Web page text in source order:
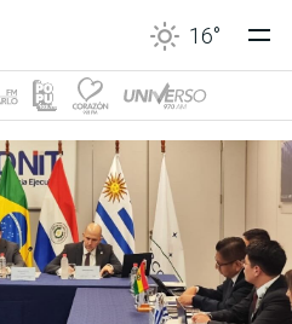
16°